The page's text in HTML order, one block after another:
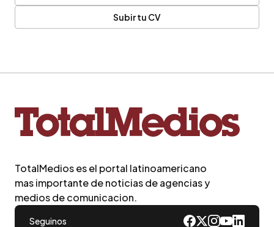
Subir tu CV
TotalMedios es el portal latinoamericano
mas importante de noticias de agencias y
medios de comunicacion.
Seguinos